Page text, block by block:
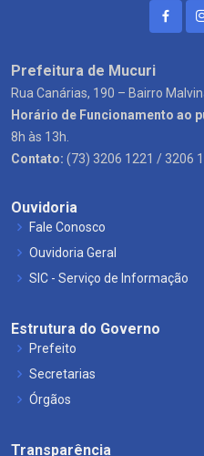
Prefeitura de Mucuri
Rua Canárias, 190 – Bairro
Horário de Funcionamento ao
8h às 13h.
Contato: (73) 3206 1221 / 3206
Ouvidoria
Fale Conosco
Ouvidoria Geral
SIC - Serviço de Informação
Estrutura do Governo
Prefeito
Secretarias
Órgãos
Transparência